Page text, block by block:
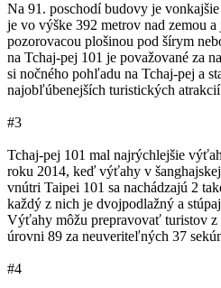
Na 91. poschodí budovy je
je vo výške 392 metrov nad zemou
pozorovacou plošinou pod šírym
na Tchaj-pej 101 je považované za
si nočného pohľadu na Tchaj-pej a
najobľúbenejších turistických
#3
Tchaj-pej 101 mal najrýchlejšie
roku 2014, keď výťahy v
vnútri Taipei 101 sa nachádzajú 2
každý z nich je dvojpodlažný a
Výťahy môžu prepravovať turistov z
úrovni 89 za neuveriteľných 37
#4